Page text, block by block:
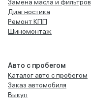
Замена масла и фильтров
Диагностика
Ремонт КПП
Шиномонтаж
Авто с пробегом
Каталог авто с пробегом
Заказ автомобиля
Выкуп